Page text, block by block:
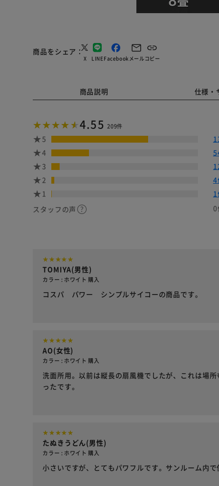
商品をシェア
X LINEFacebookメールコピー
商品説明 仕様・
4.55 209件
5
4
3
2
4
1
スタッフの声
TOMIYA(男性)
カラー : ホワイト 購入
コスパ パワー シンプルサイコーの商品です。
AO(女性)
カラー : ホワイト 購入
洗面所用。以前は縦長の扇風機でしたが、これは場
ったです。
たぬきうどん(男性)
カラー : ホワイト 購入
小さいですが、とてもパワフルです。サンルーム内